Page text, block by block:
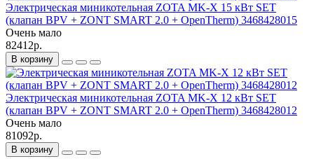
Электрическая миникотельная ZOTA MK-X 15 кВт SET
(клапан BPV + ZONT SMART 2.0 + OpenTherm) 3468428015
Очень мало
82412р.
В корзину
Электрическая миникотельная ZOTA MK-X 12 кВт SET
(клапан BPV + ZONT SMART 2.0 + OpenTherm) 3468428012
Очень мало
81092р.
В корзину